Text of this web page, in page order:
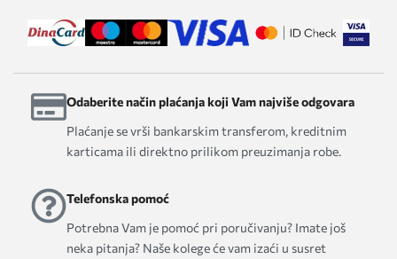
Odaberite način plaćanja koji Vam najviše odgovara
Plaćanje se vrši bankarskim transferom, kreditnim
karticama ili direktno prilikom preuzimanja robe.
Telefonska pomoć
Potrebna Vam je pomoć pri poručivanju? Imate još
neka pitanja? Naše kolege će vam izaći u susret